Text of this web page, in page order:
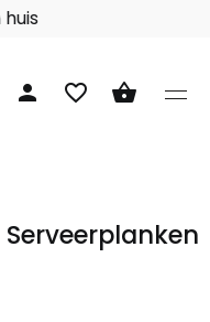
huis
person favorite_border shopping_basket
Serveerplanken